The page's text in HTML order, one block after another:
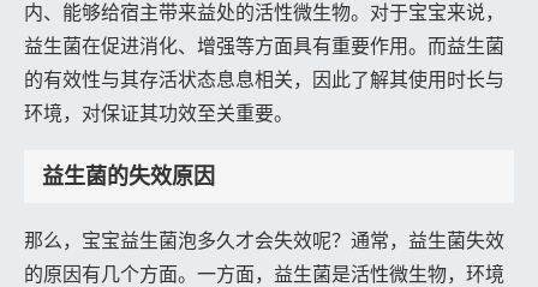
内、能够给宿主带来益处的活性微生物。对于宝宝来说，
益生菌在促进消化、增强等方面具有重要作用。而益生菌
的有效性与其存活状态息息相关，因此了解其使用时长与
环境，对保证其功效至关重要。
益生菌的失效原因
那么，宝宝益生菌泡多久才会失效呢？通常，益生菌失效
的原因有几个方面。一方面，益生菌是活性微生物，环境